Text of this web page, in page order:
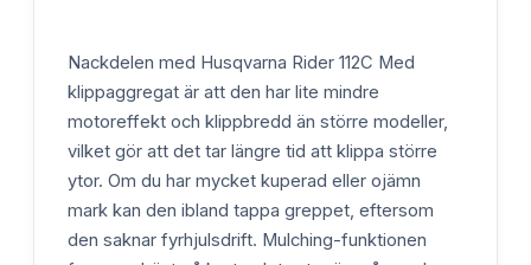
Nackdelen med Husqvarna Rider 112C Med
klippaggregat är att den har lite mindre
motoreffekt och klippbredd än större modeller,
vilket gör att det tar längre tid att klippa större
ytor. Om du har mycket kuperad eller ojämn
mark kan den ibland tappa greppet, eftersom
den saknar fyrhjulsdrift. Mulching-funktionen